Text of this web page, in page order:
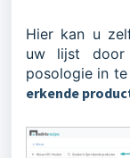
Hier kan u
uw lijst
posologie in te
erkende